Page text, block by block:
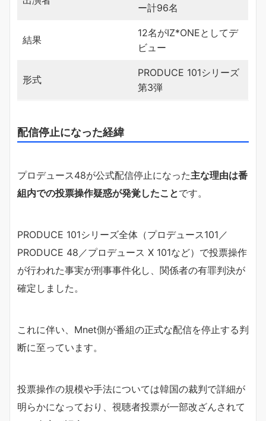
ー計96名
結果
12名がIZ*ONEとしてデ
ビュー
形式
PRODUCE 101シリーズ
第3弾
配信停止になった経緯
プロデュース48が公式配信停止になった主な理由は番
組内での投票操作疑惑が発覚したことです。
PRODUCE 101シリーズ全体（プロデュース101／
PRODUCE 48／プロデュース X 101など）で投票操作
が行われた事実が刑事事件化し、関係者の有罪判決が
確定しました。
これに伴い、Mnet側が番組の正式な配信を停止する判
断に至っています。
投票操作の規模や手法については韓国の裁判で詳細が
明らかになっており、視聴者投票が一部改ざんされて